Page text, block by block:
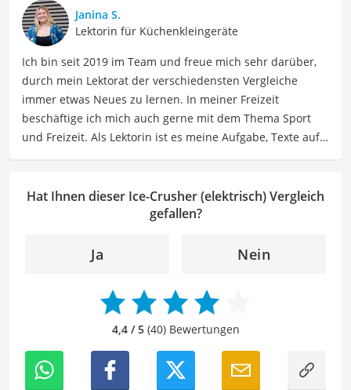
Erfahrung heraus berichte ich über Produkte und
Lösungen, die den Alltag erleichtern und praktische
Helfer für Küche und Haushalt bieten.
Der Ice-Crusher elektrisch-Vergleich ist aus unserer Sicht
besonders empfehlenswert fürBarkeeper.
Janina S.
Lektorin für Küchenkleingeräte
Ich bin seit 2019 im Team und freue mich sehr darüber,
durch mein Lektorat der verschiedensten Vergleiche
immer etwas Neues zu lernen. In meiner Freizeit
beschäftige ich mich auch gerne mit dem Thema Sport
und Freizeit. Als Lektorin ist es meine Aufgabe, Texte auf
Autoren dabei zu helfen, ihre Botschaften klar und
effektiv zu kommunizieren. Durch meine Leidenschaft für
Interessen, bringe ich frische Perspektiven sowie neue
dass die Texte sowohl qualitativ hochwertig als auch
ansprechend sind.
Hat Ihnen dieser Ice-Crusher (elektrisch) Vergleich
gefallen?
Ja Nein
4,4 / 5(40) Bewertungen